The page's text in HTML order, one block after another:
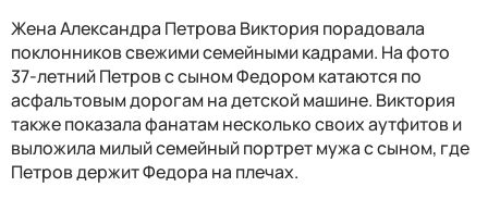
Жена Александра Петрова Виктория порадовала
поклонников свежими семейными кадрами. На фото
37-летний Петров с сыном Федором катаются по
асфальтовым дорогам на детской машине. Виктория
также показала фанатам несколько своих аутфитов и
выложила милый семейный портрет мужа с сыном, где
Петров держит Федора на плечах.